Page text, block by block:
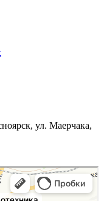
ул. Маерчака,